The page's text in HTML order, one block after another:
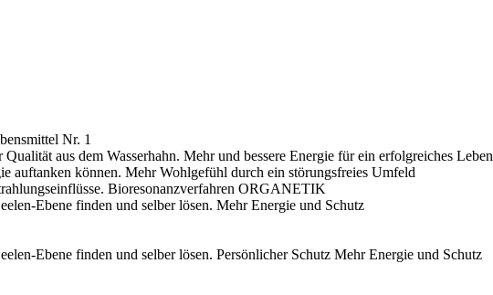
Nr. 1
aus dem Wasserhahn. Mehr und bessere Energie für ein erfolgreiches Leben
auftanken können. Mehr Wohlgefühl durch ein störungsfreies Umfeld
Bioresonanzverfahren ORGANETIK
Ebene finden und selber lösen. Mehr Energie und Schutz
Ebene finden und selber lösen. Persönlicher Schutz Mehr Energie und Schutz